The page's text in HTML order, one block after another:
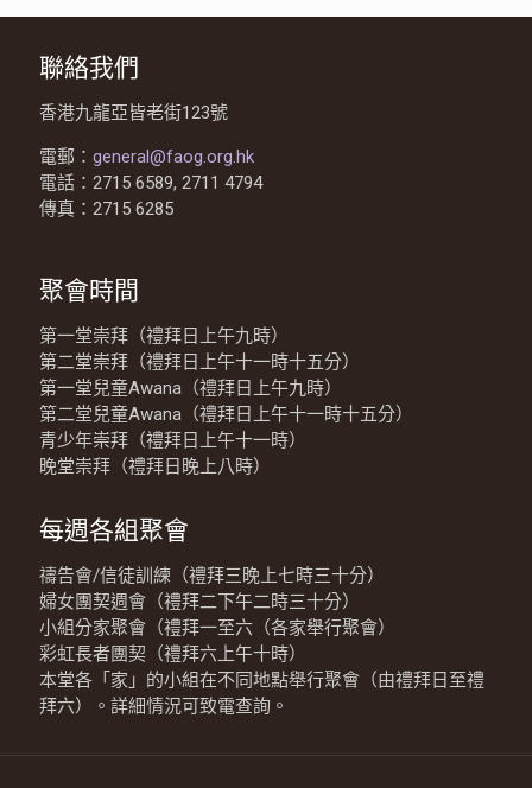
聯絡我們
香港九龍亞皆老街123號
電郵： general@faog.org.hk
電話：2715 6589, 2711 4794
傳真：2715 6285
聚會時間
第一堂崇拜（禮拜日上午九時）
第二堂崇拜（禮拜日上午十一時十五分）
第一堂兒童Awana（禮拜日上午九時）
第二堂兒童Awana（禮拜日上午十一時十五分）
青少年崇拜（禮拜日上午十一時）
晚堂崇拜（禮拜日晚上八時）
每週各組聚會
禱告會/信徒訓練（禮拜三晚上七時三十分）
婦女團契週會（禮拜二下午二時三十分）
小組分家聚會（禮拜一至六（各家舉行聚會）
彩虹長者團契（禮拜六上午十時）
本堂各「家」的小組在不同地點舉行聚會（由禮拜日至禮
拜六）。詳細情況可致電查詢。